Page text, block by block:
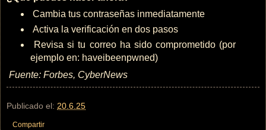
Cambia tus contraseñas inmediatamente
Activa la verificación en dos pasos
Revisa si tu correo ha sido comprometido (por
ejemplo en: haveibeenpwned)
Fuente: Forbes, CyberNews
Publicado el: 20.6.25
Compartir